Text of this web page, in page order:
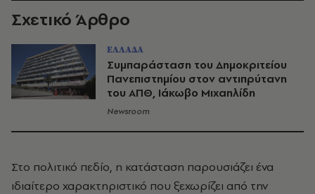
Σχετικό Άρθρο
ΕΛΛΑΔΑ
Συμπαράσταση του Δημοκριτείου
Πανεπιστημίου στον αντιπρύτανη
του ΑΠΘ, Ιάκωβο Μιχαηλίδη
Newsroom
Στο πολιτικό πεδίο, η κατάσταση παρουσιάζει ένα
ιδιαίτερο χαρακτηριστικό που ξεχωρίζει από την